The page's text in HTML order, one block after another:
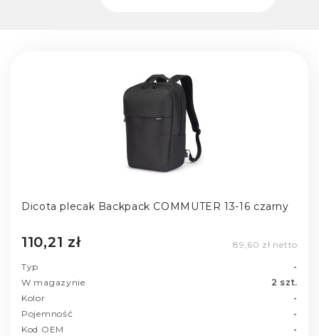
Dicota plecak Backpack COMMUTER 13-16 czarny
110,21 zł 89,60 zł netto
Typ
-
W magazynie
2 szt.
Kolor
-
Pojemność
-
Kod OEM
-